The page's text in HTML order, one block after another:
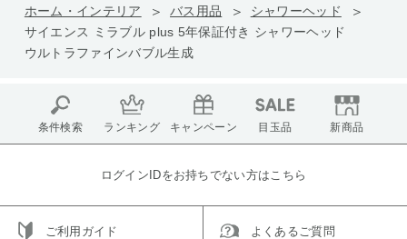
ホーム・インテリア
バス用品
シャワーヘッド
サイエンス ミラブル plus 5年保証付き シャワーヘッド
ウルトラファインバブル生成
条件検索 ランキング キャンペーン 目玉品 新商品
ログインIDをお持ちでない方はこちら
ご利用ガイド よくあるご質問